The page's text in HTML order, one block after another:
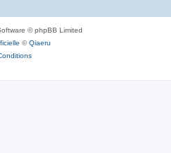
© phpBB Limited
©Qiaeru